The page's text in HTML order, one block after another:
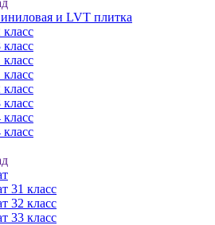
и LVT плитка
31 класс
32 класс
33 класс